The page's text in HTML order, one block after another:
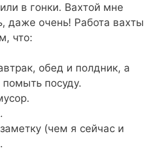
в гонки. Вахтой мне
даже очень! Работа вахты
что:
обед и полдник, а
помыть посуду.
(чем я сейчас и